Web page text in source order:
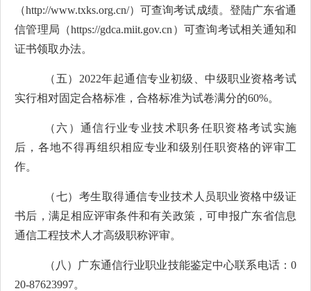
（http://www.txks.org.cn/）可查询考试成绩。登陆广东省通
信管理局（https://gdca.miit.gov.cn ）可查询考试相关通知和
证书领取办法。
（五） 2022年起通信专业初级、中级职业资格考试
实行相对固定合格标准，合格标准为试卷满分的60%。
（六）通信行业专业技术职务任职资格考试实施
后，各地不得再组织相应专业和级别任职资格的评审工
作。
（七）考生取得通信专业技术人员职业资格中级证
书后，满足相应评审条件和有关政策，可申报广东省信息
通信工程技术人才高级职称评审。
（八）广东通信行业职业技能鉴定中心联系电话： 0
20-87623997。